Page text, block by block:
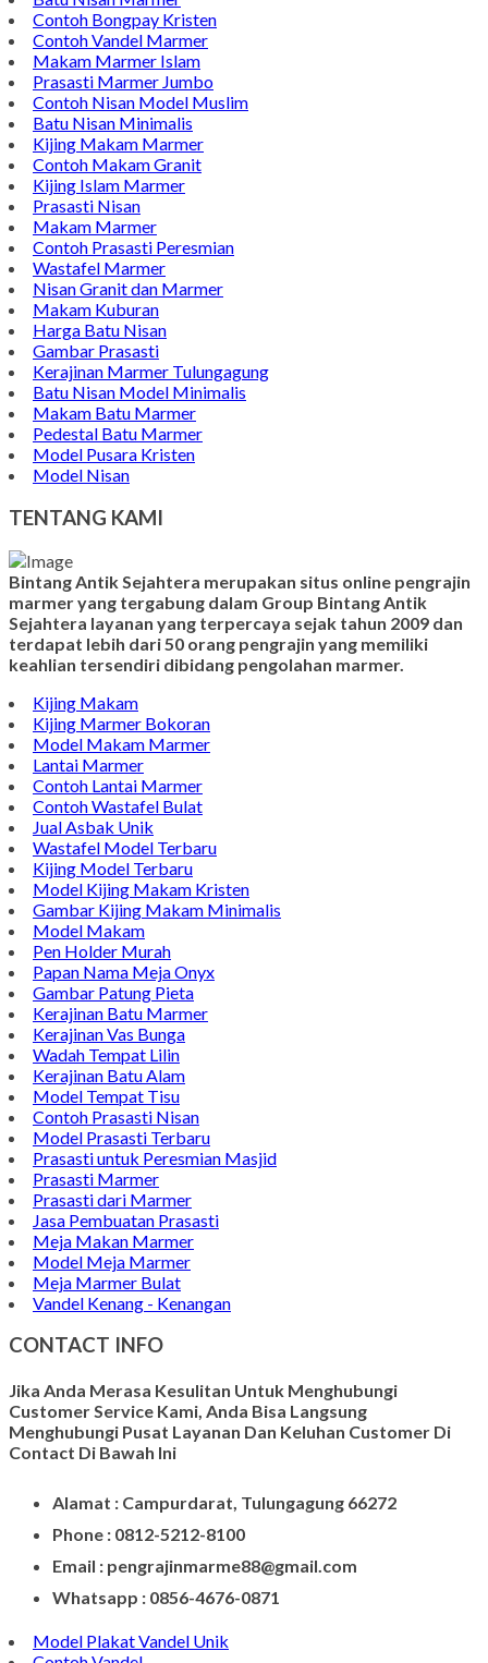
Wastafel Batu Kali
Batu Nisan Marmer
Contoh Bongpay Kristen
Contoh Vandel Marmer
Makam Marmer Islam
Prasasti Marmer Jumbo
Contoh Nisan Model Muslim
Batu Nisan Minimalis
Kijing Makam Marmer
Contoh Makam Granit
Kijing Islam Marmer
Prasasti Nisan
Makam Marmer
Contoh Prasasti Peresmian
Wastafel Marmer
Nisan Granit dan Marmer
Makam Kuburan
Harga Batu Nisan
Gambar Prasasti
Kerajinan Marmer Tulungagung
Batu Nisan Model Minimalis
Makam Batu Marmer
Pedestal Batu Marmer
Model Pusara Kristen
Model Nisan
TENTANG KAMI
Bintang Antik Sejahtera merupakan situs online pengrajin
marmer yang tergabung dalam Group Bintang Antik
Sejahtera layanan yang terpercaya sejak tahun 2009 dan
terdapat lebih dari 50 orang pengrajin yang memiliki
keahlian tersendiri dibidang pengolahan marmer.
Kijing Makam
Kijing Marmer Bokoran
Model Makam Marmer
Lantai Marmer
Contoh Lantai Marmer
Contoh Wastafel Bulat
Jual Asbak Unik
Wastafel Model Terbaru
Kijing Model Terbaru
Model Kijing Makam Kristen
Gambar Kijing Makam Minimalis
Model Makam
Pen Holder Murah
Papan Nama Meja Onyx
Gambar Patung Pieta
Kerajinan Batu Marmer
Kerajinan Vas Bunga
Wadah Tempat Lilin
Kerajinan Batu Alam
Model Tempat Tisu
Contoh Prasasti Nisan
Model Prasasti Terbaru
Prasasti untuk Peresmian Masjid
Prasasti Marmer
Prasasti dari Marmer
Jasa Pembuatan Prasasti
Meja Makan Marmer
Model Meja Marmer
Meja Marmer Bulat
Vandel Kenang - Kenangan
CONTACT INFO
Jika Anda Merasa Kesulitan Untuk Menghubungi
Customer Service Kami, Anda Bisa Langsung
Alamat : Campurdarat, Tulungagung 66272
Phone : 0812-5212-8100
Email : pengrajinmarme88@gmail.com
Whatsapp : 0856-4676-0871